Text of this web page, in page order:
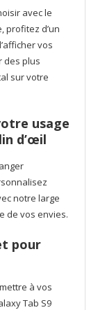
avec le
profitez d’un
vos
des plus
sur votre
usage
d’œil
notre large
de vos envies.
pour
à vos
Tab S9